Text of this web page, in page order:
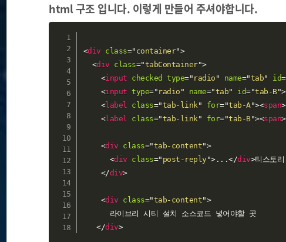
html 구조 입니다. 이렇게 만들어 주셔야합니다.
<div class=" container">
<div class="tabContainer">
<input checked type=" radio " name="tab" id=
<input type=" radio " name="tab" id="tab-B">
<label class="tab-link" for="tab-A"><span>
<label class="tab-link" for="tab-B"><span>
<div class="tab-content">
<div class=" post-reply">...</div>티스토
</div>
<div class="tab-content">
      라이브리 시티 설치 소스코드 넣어야할 곳
</div>